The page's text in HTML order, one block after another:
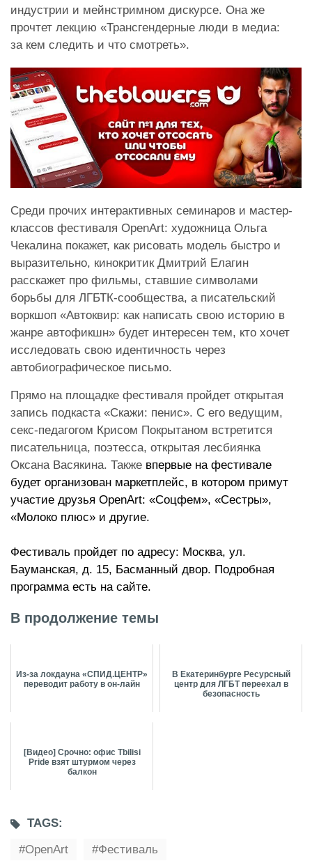
индустрии и мейнстримном дискурсе. Она же
прочтет лекцию «Трансгендерные люди в медиа:
за кем следить и что смотреть».
Среди прочих интерактивных семинаров и мастер-
классов фестиваля OpenArt: художница Ольга
Чекалина покажет, как рисовать модель быстро и
выразительно, кинокритик Дмитрий Елагин
расскажет про фильмы, ставшие символами
борьбы для ЛГБТК-сообщества, а писательский
воркшоп «Автоквир: как написать свою историю в
жанре автофикшн» будет интересен тем, кто хочет
исследовать свою идентичность через
автобиографическое письмо.
Прямо на площадке фестиваля пройдет открытая
запись подкаста «Скажи: пенис». С его ведущим,
секс-педагогом Крисом Покрытаном встретится
писательница, поэтесса, открытая лесбиянка
Оксана Васякина. Также впервые на фестивале
будет организован маркетплейс, в котором примут
участие друзья OpenArt: «Соцфем», «Сестры»,
«Молоко плюс» и другие.
Фестиваль пройдет по адресу: Москва, ул.
Бауманская, д. 15, Басманный двор. Подробная
программа есть на сайте.
В продолжение темы
Из-за локдауна «СПИД.ЦЕНТР»
переводит работу в он-лайн
В Екатеринбурге Ресурсный
центр для ЛГБТ переехал в
безопасность
[Видео] Срочно: офис Tbilisi
Pride взят штурмом через
балкон
TAGS:
OpenArt
Фестиваль